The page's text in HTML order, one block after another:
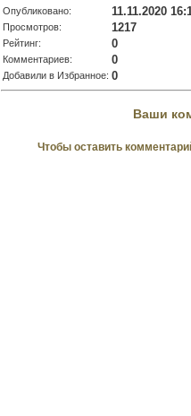
Опубликовано: 11.11.2020
Просмотров: 1217
Рейтинг: 0
Комментариев: 0
Добавили в Избранное: 0
Ваши
Чтобы оставить